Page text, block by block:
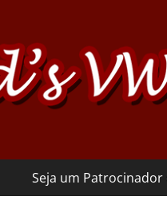
Seja um Patrocinador